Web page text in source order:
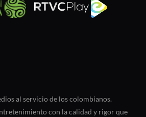
al servicio de los colombianos.
con la calidad y rigor que